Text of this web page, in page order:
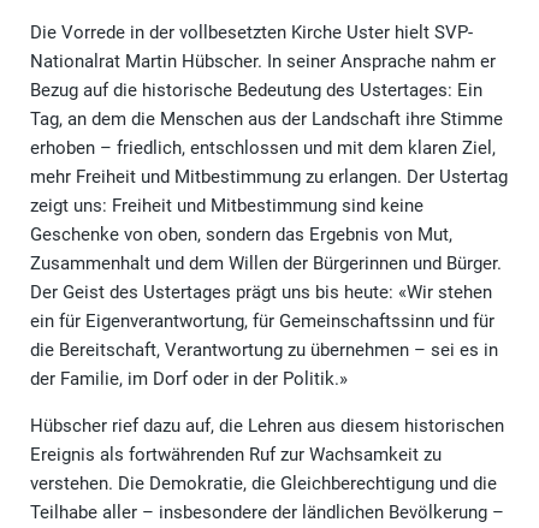
Die Vorrede in der vollbesetzten Kirche Uster hielt SVP-
Nationalrat Martin Hübscher. In seiner Ansprache nahm er
Bezug auf die historische Bedeutung des Ustertages: Ein
Tag, an dem die Menschen aus der Landschaft ihre Stimme
erhoben – friedlich, entschlossen und mit dem klaren Ziel,
mehr Freiheit und Mitbestimmung zu erlangen. Der Ustertag
zeigt uns: Freiheit und Mitbestimmung sind keine
Geschenke von oben, sondern das Ergebnis von Mut,
Zusammenhalt und dem Willen der Bürgerinnen und Bürger.
Der Geist des Ustertages prägt uns bis heute: «Wir stehen
ein für Eigenverantwortung, für Gemeinschaftssinn und für
die Bereitschaft, Verantwortung zu übernehmen – sei es in
der Familie, im Dorf oder in der Politik.»
Hübscher rief dazu auf, die Lehren aus diesem historischen
Ereignis als fortwährenden Ruf zur Wachsamkeit zu
verstehen. Die Demokratie, die Gleichberechtigung und die
Teilhabe aller – insbesondere der ländlichen Bevölkerung –